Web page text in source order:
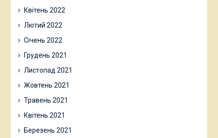
Квітень 2022
Лютий 2022
Січень 2022
Грудень 2021
Листопад 2021
Жовтень 2021
Травень 2021
Квітень 2021
Березень 2021